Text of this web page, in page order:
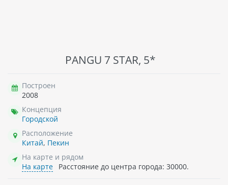
PANGU 7 STAR, 5*
Построен
2008
Концепция
Городской
Расположение
Китай, Пекин
На карте и рядом
На карте
Расстояние до центра города: 30000.